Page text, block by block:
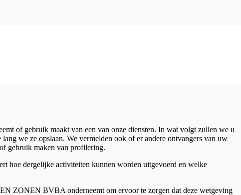
of gebruik maakt van een van onze diensten. In wat volgt zullen we u
we ze opslaan. We vermelden ook of er andere ontvangers van uw
gebruik maken van profilering.
hoe dergelijke activiteiten kunnen worden uitgevoerd en welke
ZONEN BVBA onderneemt om ervoor te zorgen dat deze wetgeving